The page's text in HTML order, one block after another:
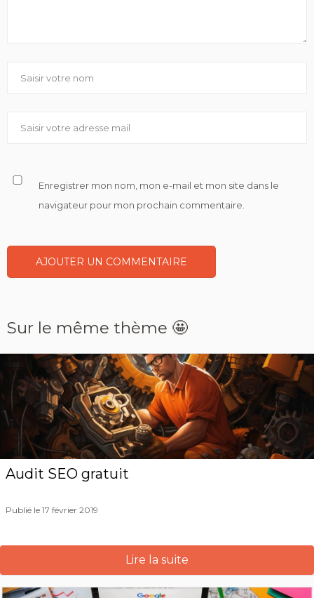
Enregistrer mon nom, mon e-mail et mon site dans le
navigateur pour mon prochain commentaire.
Sur le même thème 🤩
Audit SEO gratuit
Publié le 17 février 2019
Lire la suite